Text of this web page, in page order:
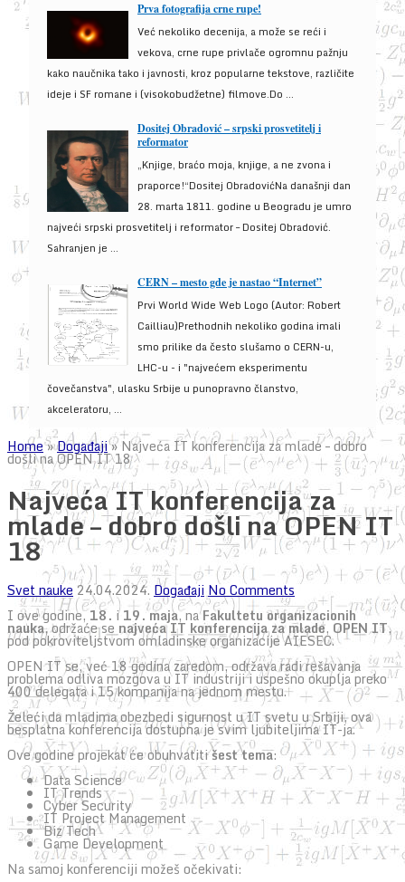
Prva fotografija crne rupe!
Već nekoliko decenija, a može se reći i
vekova, crne rupe privlače ogromnu pažnju
kako naučnika tako i javnosti, kroz popularne tekstove, različite
ideje i SF romane i (visokobudžetne) filmove.Do ...
Dositej Obradović – srpski prosvetitelj i
reformator
„Knjige, braćo moja, knjige, a ne zvona i
praporce!“Dositej ObradovićNa današnji dan
28. marta 1811. godine u Beogradu je umro
najveći srpski prosvetitelj i reformator – Dositej Obradović.
Sahranjen je ...
CERN – mesto gde je nastao “Internet”
Prvi World Wide Web Logo (Autor: Robert
Cailliau)Prethodnih nekoliko godina imali
smo prilike da često slušamo o CERN-u,
LHC-u - i "najvećem eksperimentu
čovečanstva", ulasku Srbije u punopravno članstvo,
akceleratoru, ...
Home»Događaji»Najveća IT konferencija za mlade – dobro
došli na OPEN IT 18
Najveća IT konferencija za
mlade – dobro došli na OPEN IT
18
Svet nauke 24.04.2024. Događaji No Comments
I ove godine,18. i19. maja, naFakultetu organizacionih
nauka, održaće se najveća IT konferencija za mlade, OPEN IT,
pod pokroviteljstvom omladinske organizacije AIESEC.
OPEN IT se, već 18 godina zaredom, održava radi rešavanja
problema odliva mozgova u IT industriji i uspešno okuplja preko
400 delegata i 15 kompanija na jednom mestu.
Želeći da mladima obezbedi sigurnost u IT svetu u Srbiji, ova
besplatna konferencija dostupna je svim ljubiteljima IT-ja.
Ove godine projekat će obuhvatitišest tema:
Data Science
IT Trends
Cyber Security
IT Project Management
Biz Tech
Game Development
Na samoj konferenciji možeš očekivati: